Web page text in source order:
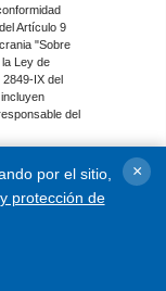
Artículo 9
"Sobre
Ley de
IX del
del
R40-
por el sitio,
protección de
×